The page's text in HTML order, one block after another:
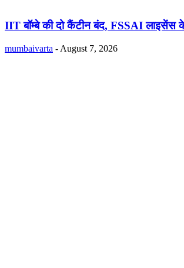
IIT बॉम्बे की दो कैंटीन बंद, FSSAI लाइसेंस
mumbaivarta - August 7, 2026